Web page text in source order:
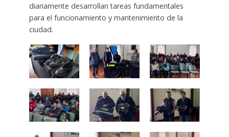
diariamente desarrollan tareas fundamentales
para el funcionamiento y mantenimiento de la
ciudad.